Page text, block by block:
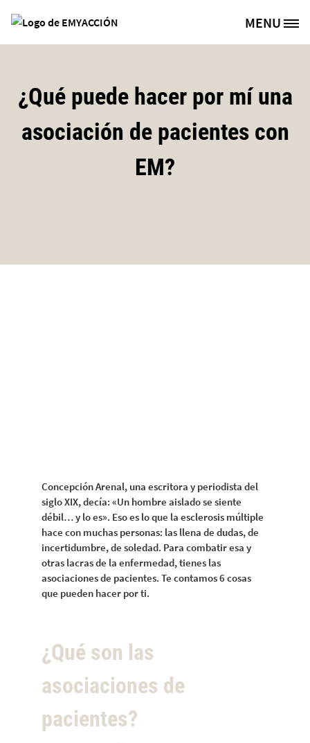
Site Logo MENU
¿Qué puede hacer por mí una
asociación de pacientes con
EM?
Concepción Arenal, una escritora y periodista del
siglo XIX, decía: «Un hombre aislado se siente
débil… y lo es». Eso es lo que la esclerosis múltiple
hace con muchas personas: las llena de dudas, de
incertidumbre, de soledad. Para combatir esa y
otras lacras de la enfermedad, tienes las
asociaciones de pacientes. Te contamos 6 cosas
que pueden hacer por ti.
¿Qué son las
asociaciones de
pacientes?